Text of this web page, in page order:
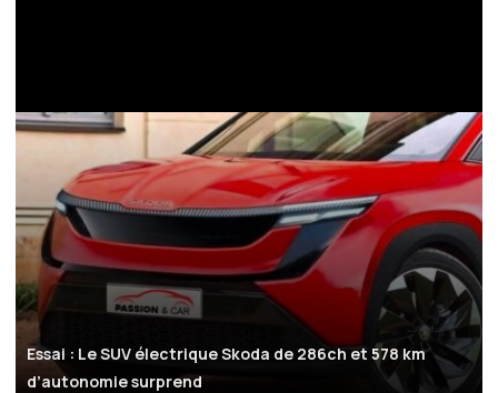
Essai : Le SUV électrique Skoda de 286ch et 578 km
d’autonomie surprend